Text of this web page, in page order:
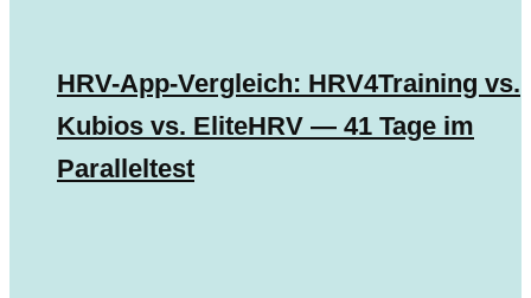
HRV-App-Vergleich: HRV4Training vs.
Kubios vs. EliteHRV — 41 Tage im
Paralleltest